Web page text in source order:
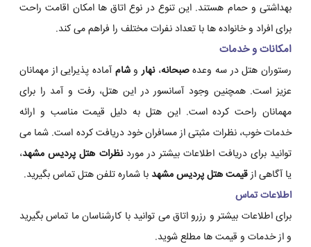
بهداشتی و حمام هستند. این تنوع در نوع اتاق ها امکان اقامت راحت
برای افراد و خانواده ها با تعداد نفرات مختلف را فراهم می کند.
امکانات و خدمات
رستوران هتل در سه وعدهصبحانه،نهاروشامآماده پذیرایی از مهمانان
عزیز است. همچنین وجود آسانسور در این هتل، رفت و آمد را برای
مهمانان راحت کرده است. این هتل به دلیل قیمت مناسب و ارائه
خدمات خوب، نظرات مثبتی از مسافران خود دریافت کرده است. شما می
توانید برای دریافت اطلاعات بیشتر در موردنظرات هتل پردیس مشهد،
یا آگاهی ازقیمت هتل پردیس مشهدبا شماره تلفن هتل تماس بگیرید.
اطلاعات تماس
برای اطلاعات بیشتر و رزرو اتاق می توانید با کارشناسان ما تماس بگیرید
و از خدمات و قیمت ها مطلع شوید.